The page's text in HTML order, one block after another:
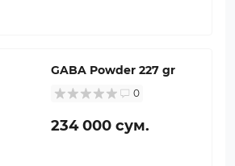
GABA Powder 227 gr
0
234 000 сум.